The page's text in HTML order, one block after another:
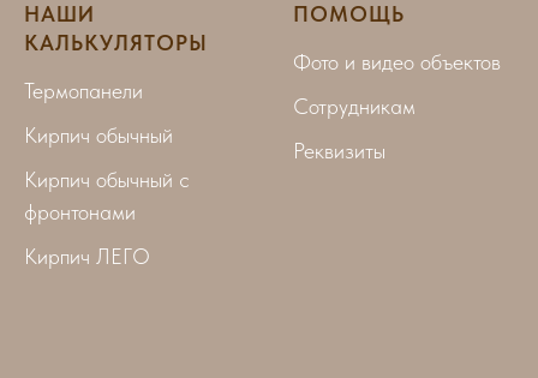
НАШИ
КАЛЬКУЛЯТОРЫ
Термопанели
Кирпич обычный
Кирпич обычный с
фронтонами
Кирпич ЛЕГО
ПОМОЩЬ
Фото и видео объектов
Сотрудникам
Реквизиты